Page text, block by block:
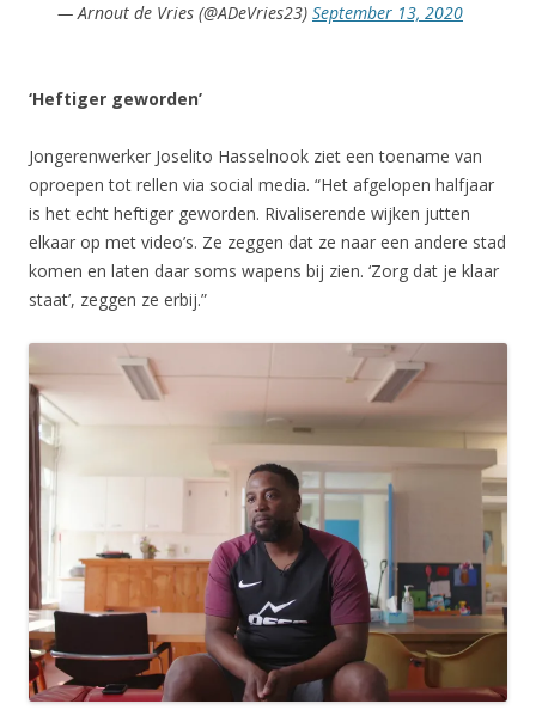
— Arnout de Vries (@ADeVries23) September 13, 2020
‘Heftiger geworden’
Jongerenwerker Joselito Hasselnook ziet een toename van
oproepen tot rellen via social media. “Het afgelopen halfjaar
is het echt heftiger geworden. Rivaliserende wijken jutten
elkaar op met video’s. Ze zeggen dat ze naar een andere stad
komen en laten daar soms wapens bij zien. ‘Zorg dat je klaar
staat’, zeggen ze erbij.”